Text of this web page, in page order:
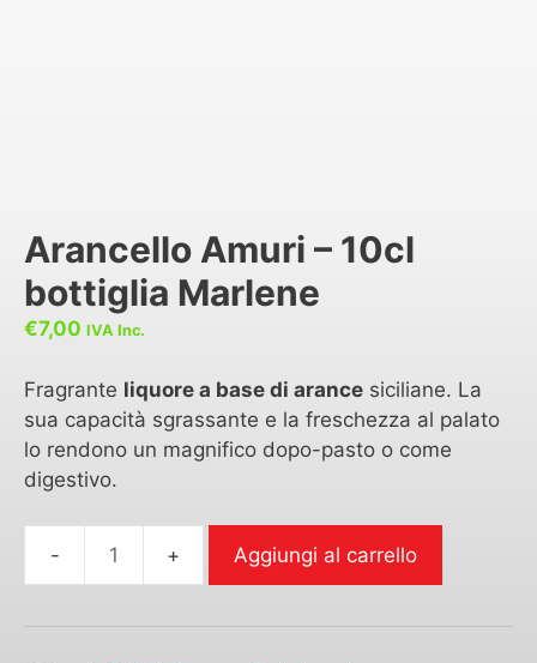
Arancello Amuri – 10cl
bottiglia Marlene
€7,00 IVA Inc.
Fragrante liquore a base di arance siciliane. La
sua capacità sgrassante e la freschezza al palato
lo rendono un magnifico dopo-pasto o come
digestivo.
Arancello
Aggiungi al carrello